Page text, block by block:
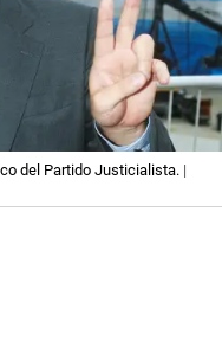
del Partido Justicialista. |